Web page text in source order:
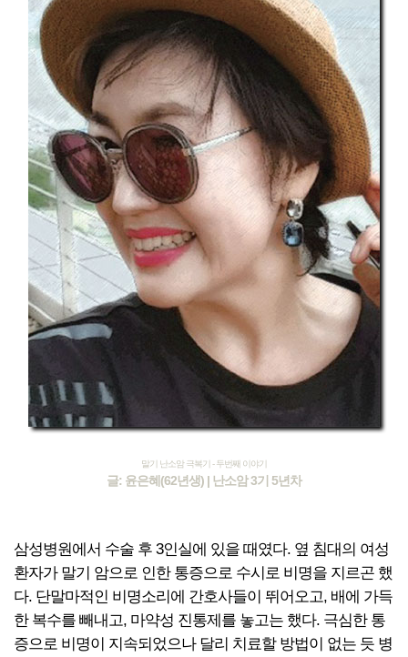
말기 난소암 극복기 - 두번째 이야기
글: 윤은혜(62년생) | 난소암 3기 5년차
삼성병원에서 수술 후 3인실에 있을 때였다. 옆 침대의 여성
환자가 말기 암으로 인한 통증으로 수시로 비명을 지르곤 했
다. 단말마적인 비명소리에 간호사들이 뛰어오고, 배에 가득
한 복수를 빼내고, 마약성 진통제를 놓고는 했다. 극심한 통
증으로 비명이 지속되었으나 달리 치료할 방법이 없는 듯 병